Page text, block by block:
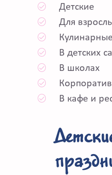
Детские
Для
Кулинарные
В детских
В школах
В кафе и